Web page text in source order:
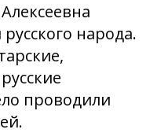
народа.
проводили